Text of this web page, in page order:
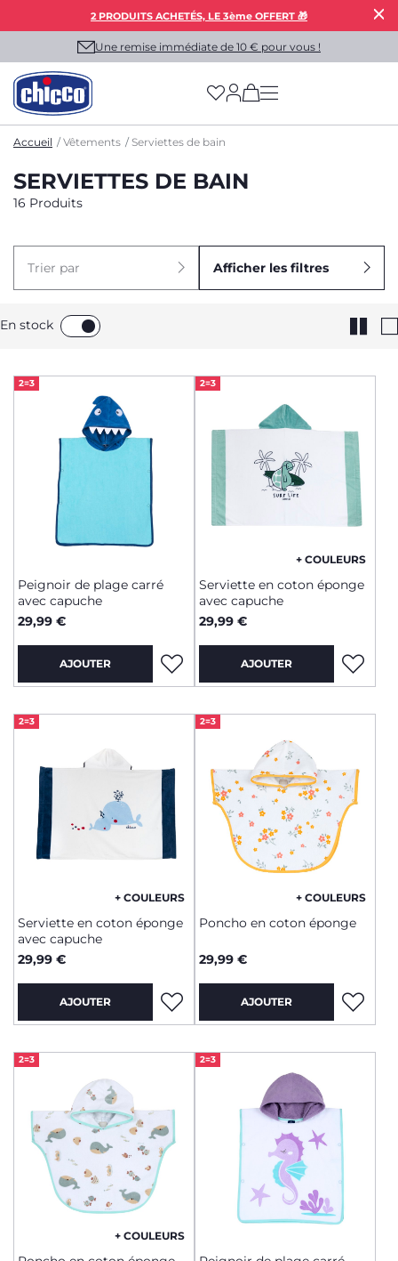
2 PRODUITS ACHETÉS, LE 3ème OFFERT 🎁
Une remise immédiate de 10 € pour vous !
(has more options
Accueil Vêtements Serviettes de bain
SERVIETTES DE BAIN
16 Produits
Trier par Afficher les filtres
En stock
2=3
Peignoir de plage carré
avec capuche
29,99 €
AJOUTER
2=3
+ COULEURS
Serviette en coton éponge
avec capuche
29,99 €
AJOUTER
2=3
+ COULEURS
Serviette en coton éponge
avec capuche
29,99 €
AJOUTER
2=3
+ COULEURS
Poncho en coton éponge
29,99 €
AJOUTER
2=3
+ COULEURS
2=3